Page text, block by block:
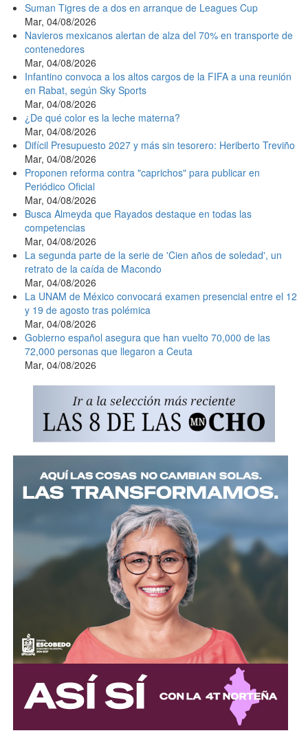
Suman Tigres de a dos en arranque de Leagues Cup
Mar, 04/08/2026
Navieros mexicanos alertan de alza del 70% en transporte de
contenedores
Mar, 04/08/2026
Infantino convoca a los altos cargos de la FIFA a una reunión
en Rabat, según Sky Sports
Mar, 04/08/2026
¿De qué color es la leche materna?
Mar, 04/08/2026
Difícil Presupuesto 2027 y más sin tesorero: Heriberto Treviño
Mar, 04/08/2026
Proponen reforma contra "caprichos" para publicar en
Periódico Oficial
Mar, 04/08/2026
Busca Almeyda que Rayados destaque en todas las
competencias
Mar, 04/08/2026
La segunda parte de la serie de 'Cien años de soledad', un
retrato de la caída de Macondo
Mar, 04/08/2026
La UNAM de México convocará examen presencial entre el 12
y 19 de agosto tras polémica
Mar, 04/08/2026
Gobierno español asegura que han vuelto 70,000 de las
72,000 personas que llegaron a Ceuta
Mar, 04/08/2026